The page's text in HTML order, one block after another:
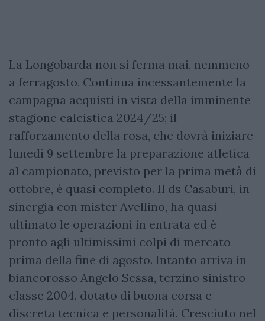
La Longobarda non si ferma mai, nemmeno
a ferragosto. Continua incessantemente la
campagna acquisti in vista della imminente
stagione calcistica 2024/25; il
rafforzamento della rosa, che dovrà iniziare
lunedì 9 settembre la preparazione atletica
al campionato, previsto per la prima metà di
ottobre, è quasi completo. Il ds Casaburi, in
sinergia con mister Avellino, ha quasi
ultimato le operazioni in entrata ed è
pronto agli ultimissimi colpi di mercato
prima della fine di agosto. Intanto arriva in
biancorosso Angelo Sessa, terzino sinistro
classe 2004, dotato di buona corsa e
discreta tecnica e personalità. Cresciuto nel